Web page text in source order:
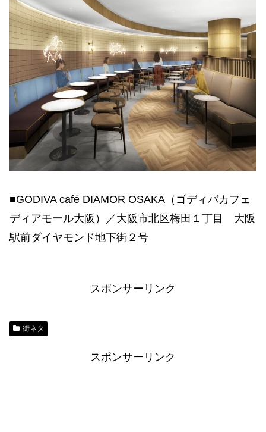
■GODIVA café DIAMOR OSAKA（ゴディバカフェ
ディアモール大阪）／大阪市北区梅田１丁目 大阪
駅前ダイヤモンド地下街２号
スポンサーリンク
街ネタ
スポンサーリンク